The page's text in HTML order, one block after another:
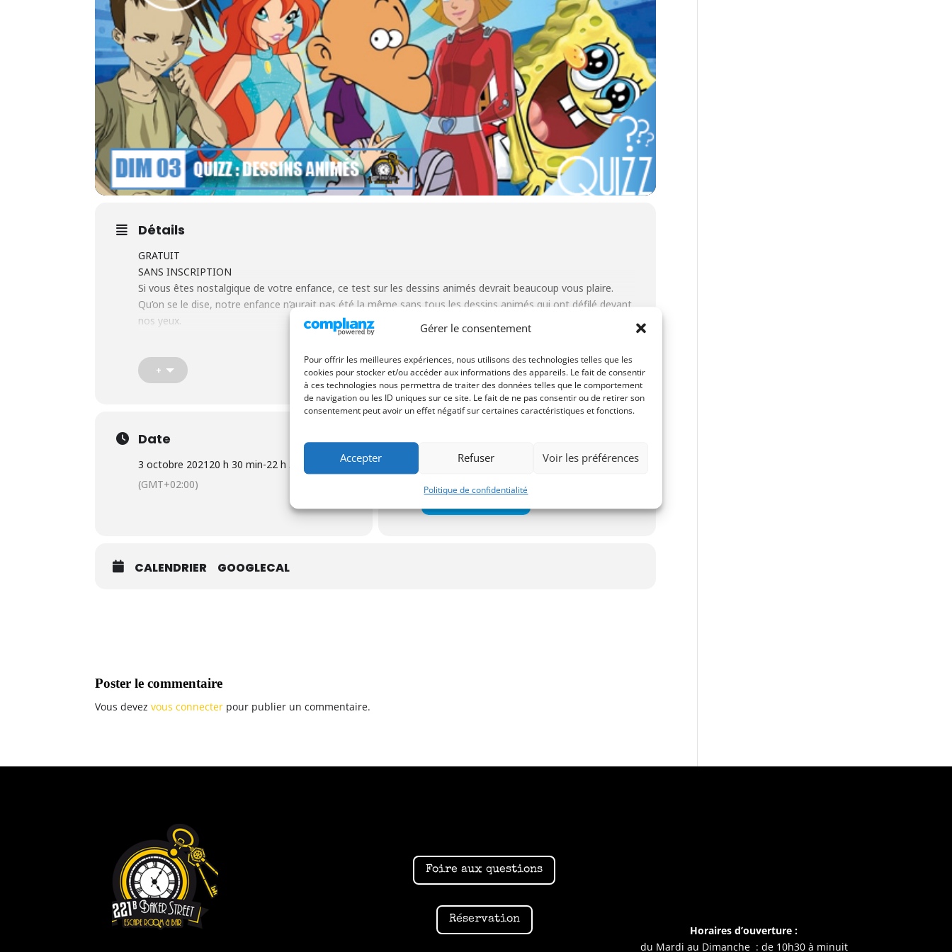
Gérer le consentement
Pour offrir les meilleures expériences, nous utilisons des technologies telles que les
cookies pour stocker et/ou accéder aux informations des appareils. Le fait de consentir
à ces technologies nous permettra de traiter des données telles que le comportement
de navigation ou les ID uniques sur ce site. Le fait de ne pas consentir ou de retirer son
consentement peut avoir un effet négatif sur certaines caractéristiques et fonctions.
Accepter Refuser Voir les préférences
Politique de confidentialité
Détails
GRATUIT
SANS INSCRIPTION
Si vous êtes nostalgique de votre enfance, ce test sur les dessins animés devrait beaucoup vous plaire.
Qu’on se le dise, notre enfance n’aurait pas été la même sans tous les dessins animés qui ont défilé devant
nos yeux.
Et bien sur comme toujours si votre équipe remporte le Quizz nous vous offrons vos places d’escape game
+
Date
3 octobre 2021 20 h 30 min-22 h 30 min
(GMT+02:00)
221B Baker Street Escape Game
CALENDRIER GOOGLECAL
Poster le commentaire
Vous devezvous connecter pour publier un commentaire.
Foire aux questions
Réservation
Horaires d’ouverture :
du Mardi au Dimanche : de 10h30 à minuit